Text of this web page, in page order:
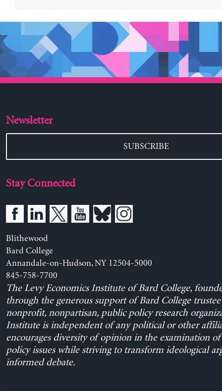
Newsletter
SUBSCRIBE
Stay Connected
Blithewood
Bard College
Annandale-on-Hudson, NY 12504-5000
845-758-7700
The Levy Economics Institute of Bard College,
through the generous support of Bard College trustee
nonprofit, nonpartisan, public policy research
Institute is independent of any political or other
encourages diversity of opinion in the examination
policy issues while striving to transform ideological
informed debate.